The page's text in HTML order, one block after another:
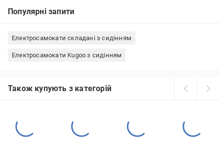
Популярні запити
Електросамокати складані з сидінням
Електросамокати Kugoo з сидінням
Також купують з категорій